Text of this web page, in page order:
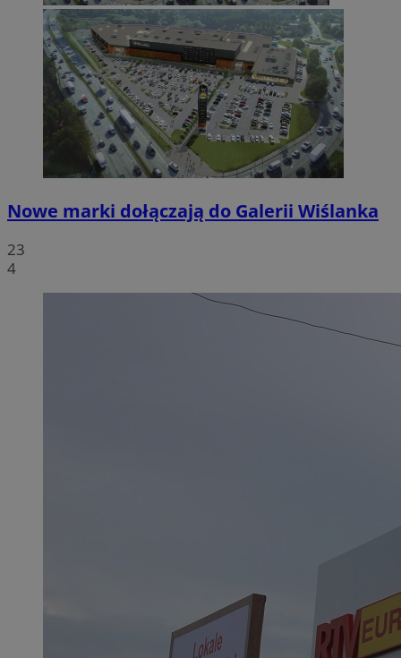
Nowe marki dołączają do Galerii Wiślanka
23
4